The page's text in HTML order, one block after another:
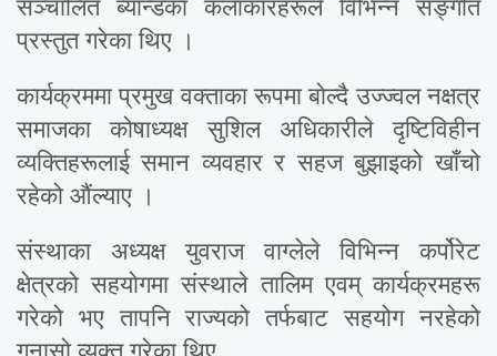
सञ्चालित ब्यान्डका कलाकारहरूले विभिन्न सङ्गीत
प्रस्तुत गरेका थिए ।
कार्यक्रममा प्रमुख वक्ताका रूपमा बोल्दै उज्ज्वल नक्षत्र
समाजका कोषाध्यक्ष सुशिल अधिकारीले दृष्टिविहीन
व्यक्तिहरूलाई समान व्यवहार र सहज बुझाइको खाँचो
रहेको औंल्याए ।
संस्थाका अध्यक्ष युवराज वाग्लेले विभिन्न कर्पोरेट
क्षेत्रको सहयोगमा संस्थाले तालिम एवम् कार्यक्रमहरू
गरेको भए तापनि राज्यको तर्फबाट सहयोग नरहेको